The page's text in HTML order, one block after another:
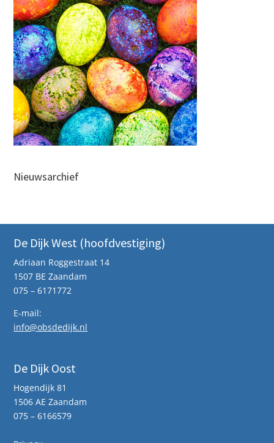
Nieuwsarchief
De Dijk West (hoofdvestiging)
Adriaan Roggestraat 14
1507 BE Zaandam
075 – 6171772
E-mail:
info@obsdedijk.nl
De Dijk Oost
Hogendijk 81
1506 AE Zaandam
075 – 6166579